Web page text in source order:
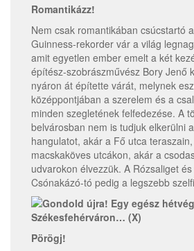
Romantikázz!
Nem csak romantikában csúcstartó
Guinness-rekorder vár a világ
amit egyetlen ember emelt a két
építész-szobrászművész Bory Jenő
nyáron át építette várát, melynek
középpontjában a szerelem és a
minden szegletének felfedezése. A
belvárosban nem is tudjuk elkerülni
hangulatot, akár a Fő utca
macskaköves utcákon, akár a
udvarokon élvezzük. A Rózsaliget
Csónakázó-tó pedig a legszebb
Pörögj!